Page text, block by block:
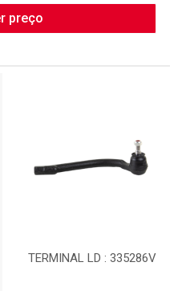
preço
TERMINAL LD : 335286V